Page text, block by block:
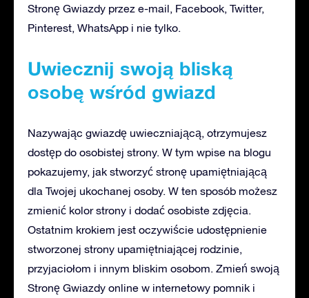
Stronę Gwiazdy przez e-mail, Facebook, Twitter,
Pinterest, WhatsApp i nie tylko.
Uwiecznij swoją bliską
osobę wśród gwiazd
Nazywając gwiazdę uwieczniającą, otrzymujesz
dostęp do osobistej strony. W tym wpise na blogu
pokazujemy, jak stworzyć stronę upamiętniającą
dla Twojej ukochanej osoby. W ten sposób możesz
zmienić kolor strony i dodać osobiste zdjęcia.
Ostatnim krokiem jest oczywiście udostępnienie
stworzonej strony upamiętniającej rodzinie,
przyjaciołom i innym bliskim osobom. Zmień swoją
Stronę Gwiazdy online w internetowy pomnik i